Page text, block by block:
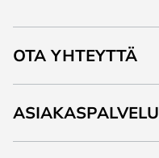
OTA YHTEYTTÄ
ASIAKASPALVELU